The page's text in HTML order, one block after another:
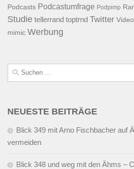
Podcasts Podcastumfrage Podpimp
Studie tellerrand toptrnd Twitter Video
mimic Werbung
Suchen
nach:
NEUESTE BEITRÄGE
Blick 349 mit Arno Fischbacher auf
vermeiden
Blick 348 und weg mit den Ähms –